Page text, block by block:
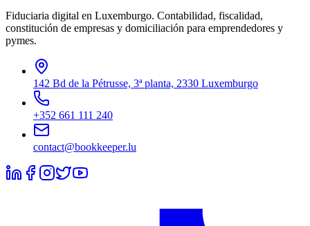
Fiduciaria digital en Luxemburgo. Contabilidad, fiscalidad,
constitución de empresas y domiciliación para emprendedores y
pymes.
142 Bd de la Pétrusse, 3ª planta, 2330 Luxemburgo
+352 661 111 240
contact@bookkeeper.lu